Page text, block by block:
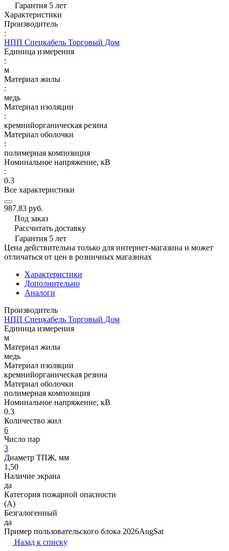
Гарантия 5 лет
Характеристики
Производитель
:
НПП Спецкабель Торговый Дом
Единица измерения
:
м
Материал жилы
:
медь
Материал изоляции
:
кремнийорганическая резина
Материал оболочки
:
полимерная композиция
Номинальное напряжение, кВ
:
0.3
Все характеристики
987.83 руб.
Под заказ
Рассчитать доставку
Гарантия 5 лет
Цена действительна только для интернет-магазина и может
отличаться от цен в розничных магазинах
Характеристики
Дополнительно
Аналоги
Производитель
НПП Спецкабель Торговый Дом
Единица измерения
м
Материал жилы
медь
Материал изоляции
кремнийорганическая резина
Материал оболочки
полимерная композиция
Номинальное напряжение, кВ
0.3
Количество жил
6
Число пар
3
Диаметр ТПЖ, мм
1,50
Наличие экрана
да
Категория пожарной опасности
(A)
Безгалогенный
да
Пример пользовательского блока 2026AugSat
Назад к списку